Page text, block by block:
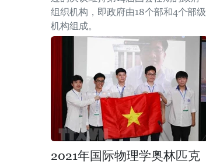
组织机构，即政府由18个部和4个部级
机构组成。
2021年国际物理学奥林匹克